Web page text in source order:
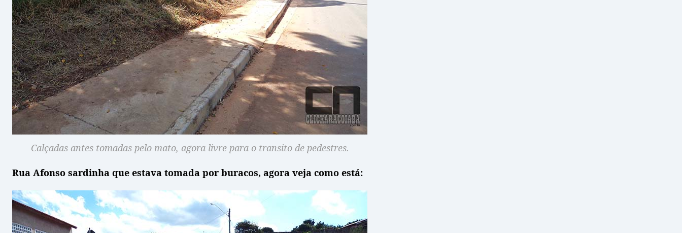
Calçadas antes tomadas pelo mato, agora livre para o transito de pedestres.
Rua Afonso sardinha que estava tomada por buracos, agora veja como está: